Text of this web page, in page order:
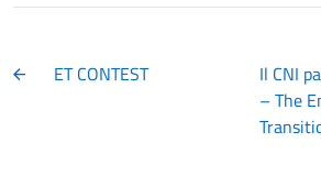
ET CONTEST
Il CNI
– The